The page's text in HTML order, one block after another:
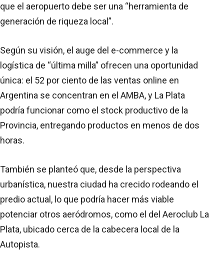
que el aeropuerto debe ser una “herramienta de
generación de riqueza local”.
Según su visión, el auge del e-commerce y la
logística de “última milla” ofrecen una oportunidad
única: el 52 por ciento de las ventas online en
Argentina se concentran en el AMBA, y La Plata
podría funcionar como el stock productivo de la
Provincia, entregando productos en menos de dos
horas.
También se planteó que, desde la perspectiva
urbanística, nuestra ciudad ha crecido rodeando el
predio actual, lo que podría hacer más viable
potenciar otros aeródromos, como el del Aeroclub La
Plata, ubicado cerca de la cabecera local de la
Autopista.